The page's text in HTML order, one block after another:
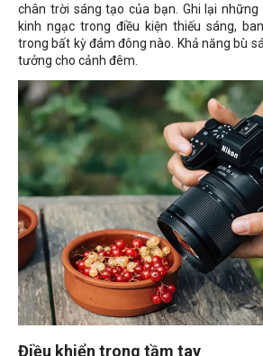
chân trời sáng tạo của bạn. Ghi lại
kinh ngạc trong điều kiện thiếu sáng,
trong bất kỳ đám đông nào. Khả năng bù
tưởng cho cảnh đêm.
Điều khiển trong tầm tay